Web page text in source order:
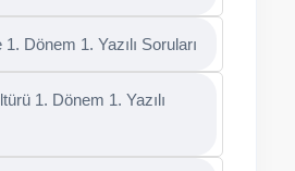
1. Dönem 1. Yazılı Soruları
1. Dönem 1. Yazılı